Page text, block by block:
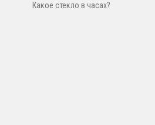
Какое стекло в часах?